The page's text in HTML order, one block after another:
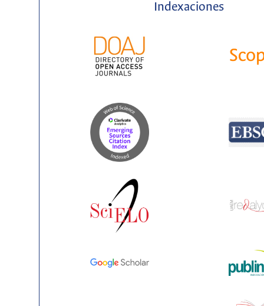
Indexaciones